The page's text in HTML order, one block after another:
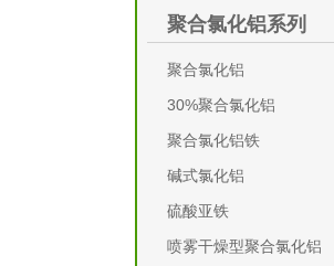
聚合氯化铝系列
聚合氯化铝
30%聚合氯化铝
聚合氯化铝铁
碱式氯化铝
硫酸亚铁
喷雾干燥型聚合氯化铝